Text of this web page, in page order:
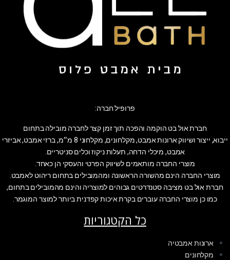
פרופיל חברה:
חברת אול בט הוקמה והפכה תוך זמן קצר לחברה מובילה בתחום
ייבוא, ייצור ושיווק ארונות אמבט, מקלחונים, מקלחוני 8 מ״מ, ברזי אמבט, אביזרי
אמבט, מיכלי הדחה, תעלות ניקוז וכלים סניטריים.
מוצרי החברה מותאמים לשיווק הפרטי והעסקי הן כאחד.
מוצרי החברה הינם מהשורה הראשונה ומהמובילים בתחום ריהוט לאמבט.
חברת אול בט מציבה סטנדרטים גבוהים למוצריה והינם מהמובילים בתחום,
כמו כן מוצרי החברה עוברים בקרת איכות קפדנית ביותר למוצר המוגמר.
כל הקטגוריות
ארונות אמבטיה
מקלחונים